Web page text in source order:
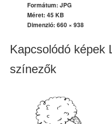
Formátum: JPG
Méret: 45 KB
Dimenzió: 660 × 938
Kapcsolódó képek
színezők